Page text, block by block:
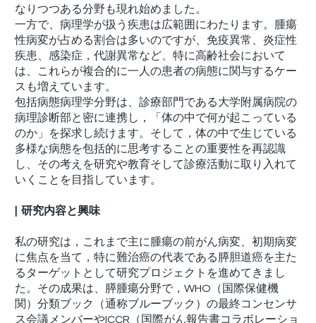
なりつつある分野も現れ始めました。
一方で、病理学が扱う疾患は広範囲にわたります。腫瘍
性病変が占める割合は多いのですが、免疫異常、炎症性
疾患、感染症，代謝異常など、特に高齢社会において
は、これらが複合的に一人の患者の病態に関与するケー
スも増えています。
包括病態病理学分野は、診療部門である大学附属病院の
病理診断部と密に連携し，「体の中で何が起こっている
のか」を探求し続けます。そして，体の中で生じている
多様な病態を包括的に思考することの重要性を再認識
し、その考えを研究や教育そして診療活動に取り入れて
いくことを目指しています。
| 研究内容と興味
私の研究は，これまで主に腫瘍の前がん病変、初期病変
に焦点を当て，特に難治癌の代表である膵胆道癌を主た
るターゲットとして研究プロジェクトを進めてきまし
た。その成果は、膵腫瘍分野で，WHO（国際保健機
関）分類ブック（通称ブルーブック）の最終コンセンサ
ス会議メンバーやICCR（国際がん報告書コラボレーショ